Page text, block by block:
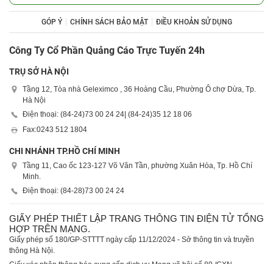
GÓP Ý CHÍNH SÁCH BẢO MẬT ĐIỀU KHOẢN SỬ DỤNG
Công Ty Cổ Phần Quảng Cáo Trực Tuyến 24h
TRỤ SỞ HÀ NỘI
Tầng 12, Tòa nhà Geleximco , 36 Hoàng Cầu, Phường Ô chợ Dừa, Tp.
Hà Nội
Điện thoại: (84-24)73 00 24 24 | (84-24)35 12 18 06
Fax:0243 512 1804
CHI NHÁNH TP.HỒ CHÍ MINH
Tầng 11, Cao ốc 123-127 Võ Văn Tần, phường Xuân Hòa, Tp. Hồ Chí
Minh.
Điện thoại: (84-28)73 00 24 24
GIẤY PHÉP THIẾT LẬP TRANG THÔNG TIN ĐIỆN TỬ TỔNG
HỢP TRÊN MẠNG.
Giấy phép số 180/GP-STTTT ngày cấp 11/12/2024 - Sở thông tin và truyền
thông Hà Nội.